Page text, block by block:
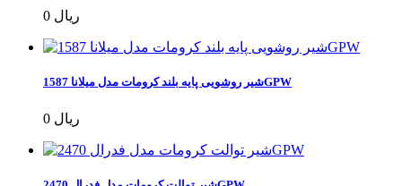
0 ریال
شیر روشویی پایه بلند کرومات مدل میلانا 1587GPW
0 ریال